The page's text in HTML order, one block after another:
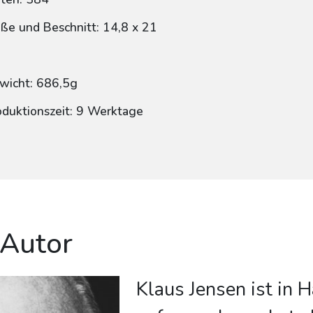
und Beschnitt: 14,8 x 21
686,5g
9 Werktage
Klaus Jensen ist in